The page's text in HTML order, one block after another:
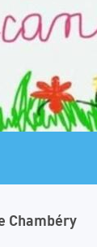
Chambéry